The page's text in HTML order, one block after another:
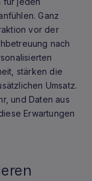
Ganz
vor der
nach
stärken die
Umsatz.
und Daten aus
Erwartungen